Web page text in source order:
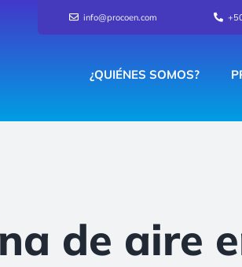
info@procoen.com
¿QUIÉNES SOMOS?
de aire